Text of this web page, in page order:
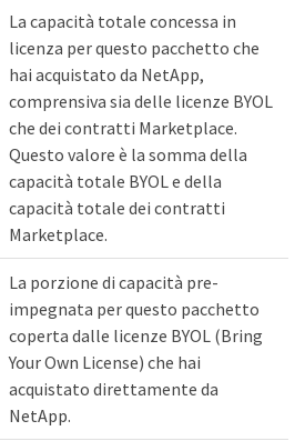
La capacità totale concessa in
licenza per questo pacchetto che
hai acquistato da NetApp,
comprensiva sia delle licenze BYOL
che dei contratti Marketplace.
Questo valore è la somma della
capacità totale BYOL e della
capacità totale dei contratti
Marketplace.
La porzione di capacità pre-
impegnata per questo pacchetto
coperta dalle licenze BYOL (Bring
Your Own License) che hai
acquistato direttamente da
NetApp.